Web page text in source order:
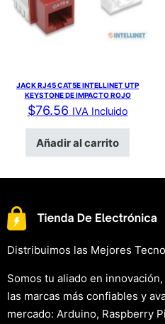
JACK RJ45 CAT5E INTELLINET UTP
KEYSTONE DE IMPACTO ROJO
$76.56 IVA Incluido
Añadir al carrito
Distribuimos las Mejores
Somos tu aliado en
las marcas más confiables y
mercado: Arduino, Raspberry